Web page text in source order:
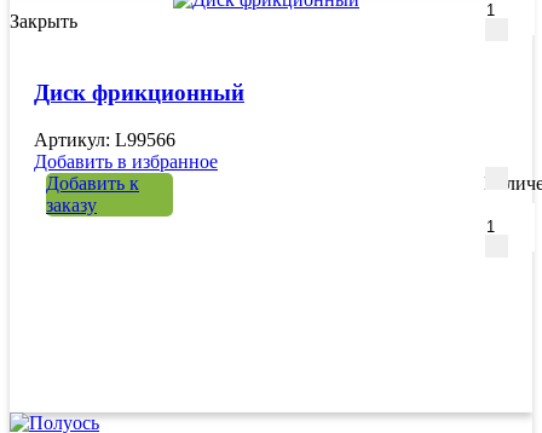
Закрыть
Диск фрикционный
Артикул: L99566
Добавить в избранное
Добавить к
заказу